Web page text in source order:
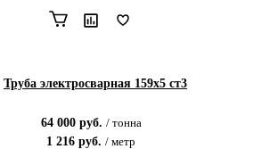
Труба электросварная 159х5 ст3
64 000руб. / тонна
1 216 руб. / метр